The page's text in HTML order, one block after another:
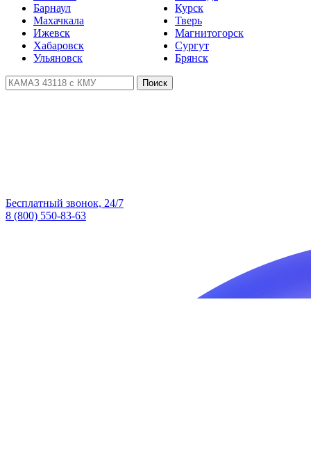
Барнаул
Махачкала
Ижевск
Хабаровск
Ульяновск
Курск
Тверь
Магнитогорск
Сургут
Брянск
Поиск
Бесплатный звонок, 24/7
8 (800) 550-83-63